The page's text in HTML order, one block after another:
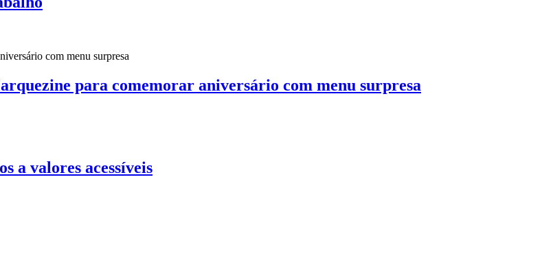
para comemorar aniversário com menu surpresa
a valores acessíveis